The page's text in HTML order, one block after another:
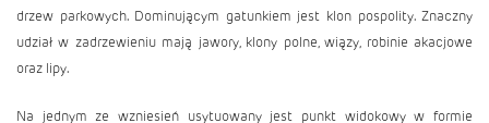
drzew parkowych. Dominującym gatunkiem jest klon pospolity. Znaczny
udział w zadrzewieniu mają jawory, klony polne, wiązy, robinie akacjowe
oraz lipy.
Na jednym ze wzniesień usytuowany jest punkt widokowy w formie